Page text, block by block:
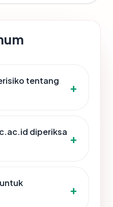
tentang
diperiksa